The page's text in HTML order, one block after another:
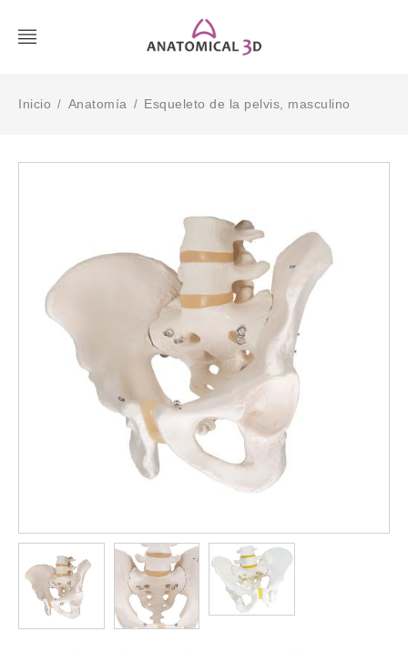
Inicio / Anatomía / Esqueleto de la pelvis, masculino